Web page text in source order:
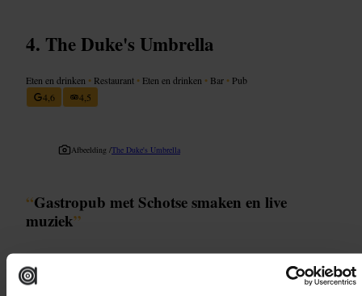
The Duke's Umbrella
Eten en drinken • Restaurant • Eten en drinken • Bar • Pub
4,6
4,5
Afbeelding /The Duke's Umbrella
“Gastropub met Schotse smaken en live
muziek”
Geschikt voor